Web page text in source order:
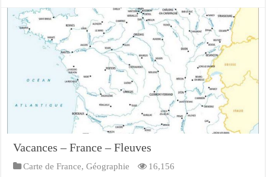
Vacances – France – Fleuves
Carte de France,Géographie 16,156